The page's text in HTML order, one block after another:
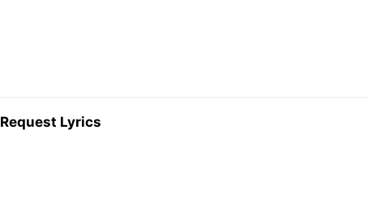
Request Lyrics